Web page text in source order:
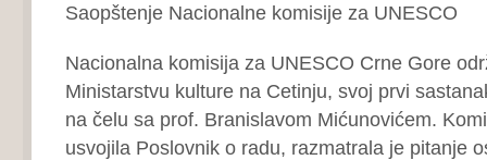
Saopštenje Nacionalne komisije za UNESCO
Nacionalna komisija za UNESCO Crne Gore
Ministarstvu kulture na Cetinju, svoj prvi
na čelu sa prof. Branislavom Mićunovićem.
usvojila Poslovnik o radu, razmatrala je pitanje